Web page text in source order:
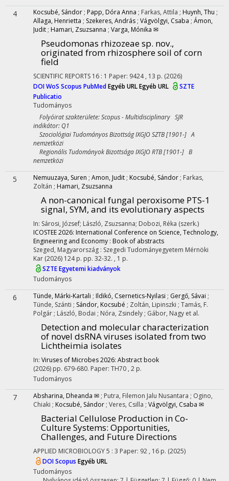
4 Kocsubé, Sándor ; Papp, Dóra Anna ; Farkas, Attila ; Huynh, Thu ;
Allaga, Henrietta ; Szekeres, András ; Vágvölgyi, Csaba ; Ámon,
Judit ; Hamari, Zsuzsanna ; Varga, Mónika ✉
Pseudomonas rhizozeae sp. nov.,
originated from rhizosphere soil of corn
field
SCIENTIFIC REPORTS 16 : 1 Paper: 9424 , 13 p. (2026)
DOIWoS Scopus PubMedEgyéb URLEgyéb URL
SZTE
Publicatio
Tudományos
Folyóirat szakterülete: Scopus - Multidisciplinary SJR
indikátor: Q1
Szociológiai Tudományos Bizottság IXGJO SZTB [1901-] A
nemzetközi
Regionális Tudományok Bizottsága IXGJO RTB [1901-] B
nemzetközi
5 Nemuuzaya, Suren ; Amon, Judit ; Kocsubé, Sándor ; Farkas,
Zoltán ; Hamari, Zsuzsanna
A non-canonical fungal peroxisome PTS-1
signal, SYM, and its evolutionary aspects
In: Sárosi, József; László, Zsuzsanna; Dobozi, Réka (szerk.)
ICOSTEE 2026: International Conference on Science, Technology,
Engineering and Economy : Book of abstracts
Szeged, Magyarország : Szegedi Tudományegyetem Mérnöki
Kar (2026) 124 p. pp. 32-32. , 1 p.
SZTE Egyetemi kiadványok
Tudományos
6 Tünde, Márki-Kartali ; Ildikó, Csernetics-Nyilasi ; Gergő, Sávai ;
Tünde, Szánti ; Sándor, Kocsubé ; Zoltán, Lipinszki ; Tamás, F.
Polgár ; László, Bodai ; Nóra, Zsindely ; Gábor, Nagy et al.
Detection and molecular characterization
of novel dsRNA viruses isolated from two
Lichtheimia isolates
In: Viruses of Microbes 2026: Abstract book
(2026) pp. 679-680. Paper: TH70 , 2 p.
Tudományos
7 Absharina, Dheanda ✉ ; Putra, Filemon Jalu Nusantara ; Ogino,
Chiaki ; Kocsubé, Sándor ; Veres, Csilla ; Vágvölgyi, Csaba ✉
Bacterial Cellulose Production in Co-
Culture Systems: Opportunities,
Challenges, and Future Directions
APPLIED MICROBIOLOGY5 : 3 Paper: 92 , 16 p. (2025)
DOIScopus Egyéb URL
Tudományos